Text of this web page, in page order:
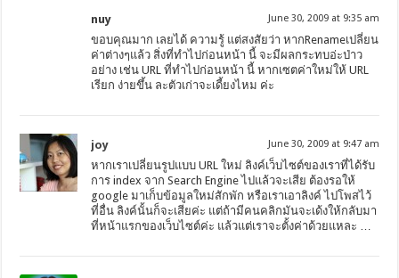
nuy June 30, 2009 at 9:35 am
ขอบคุณมาก เลยได้ ความรู้ แต่สงสัยว่า หากRenameเปลี่ยน
ค่าต่างๆแล้ว สิ่งที่ทำไปก่อนหน้า นี้ จะมีผลกระทบอ่ะป่าว
อย่าง เช่น URL ที่ทำไปก่อนหน้า นี้ หากเซตค่าใหม่ให้ URL
เรียก ง่ายขึ้น ละตัวเก่าจะเดี้ยงไหม ค่ะ
joy June 30, 2009 at 9:47 am
หากเราเปลี่ยนรูปแบบ URL ใหม่ ลิงค์เว็บไซต์ของเราที่ได้รับ
การ index จาก Search Engine ไปแล้วจะเสีย ต้องรอให้
google มาเก็บข้อมูลใหม่สักพัก หรือเราเอาลิงค์ ไปโพสไว้
ที่อื่น ลิงค์นั้นก็จะเสียค่ะ แต่ถ้ามีคนคลิกมันจะเด้งให้กลับมา
ที่หน้าแรกของเว็บไซต์ค่ะ แล้วแต่เราจะตั้งค่าด้วยแหละ …